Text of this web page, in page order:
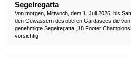
Segelregatta
Von morgen, Mittwoch, dem 1. Juli 2026, bis
den Gewässern des oberen Gardasees die
genehmigte Segelregatta „18 Footer
vorsichtig